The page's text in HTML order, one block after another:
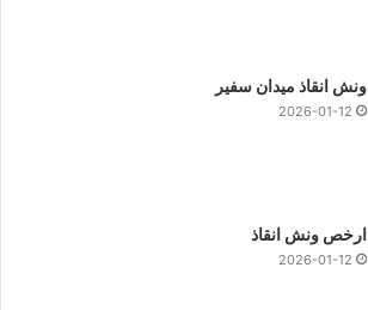
ونش انقاذ ميدان سفير
2026-01-12
ارخص ونش انقاذ
2026-01-12